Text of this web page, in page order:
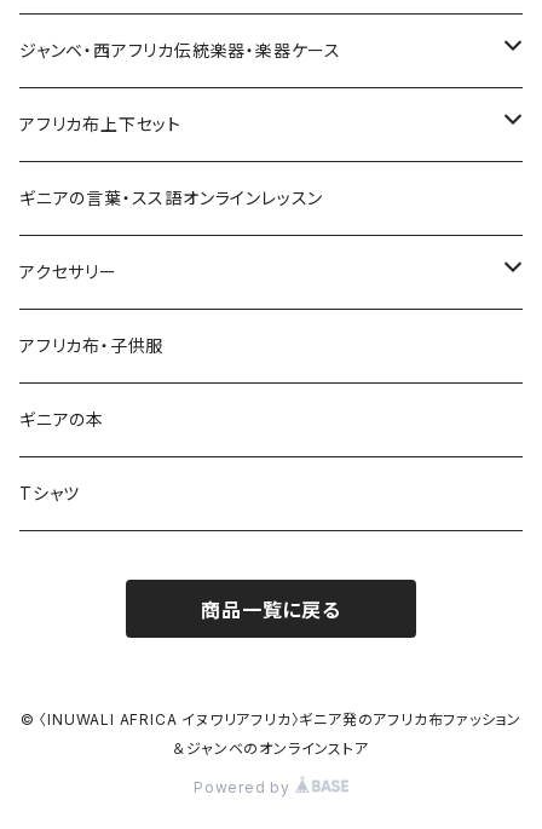
Pantalon bermuda
ワイドパンツ♡7分丈
ワイドパンツ♡ロング
ワイドパンツハイウエスト
レディーストップス
ジャンベ・西アフリカ伝統楽器・楽器ケース
ジャンベ
ジャンベケース
ドゥンドゥン ベル
アフリカ布上下セット
男女兼用シャツ＆パンツセット
ギニアの言葉・スス語オンラインレッスン
アクセサリー
キーホルダー
ネックレス
ブレスレット
シュシュ
アフリカ布・子供服
ギニアの本
Tシャツ
商品一覧に戻る
© 〈INUWALI AFRICA イヌワリアフリカ〉ギニア発のアフリカ布ファッション
＆ジャンベのオンラインストア
Powered by